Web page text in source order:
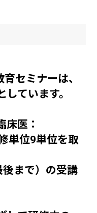
セミナーは、
ています。
床医：
単位9単位を取
まで）の受講